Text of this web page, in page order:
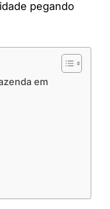
pegando
em